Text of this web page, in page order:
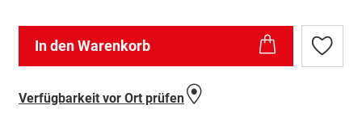
In den Warenkorb
Zur
Verfügbarkeit vor Ort prüfen